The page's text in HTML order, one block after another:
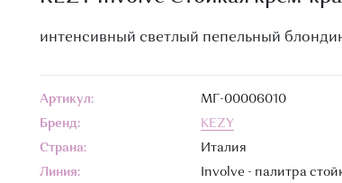
интенсивный светлый пепельный
Артикул:
МГ-00006010
Бренд:
KEZY
Страна:
Италия
Линия:
Involve - палитра